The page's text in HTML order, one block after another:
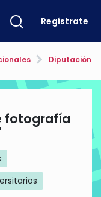
Regístrate
Diputación
fotografía